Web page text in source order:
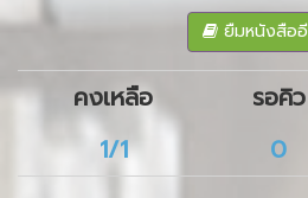
ยืมหนังสือ
คงเหลือ รอคิว
1/1
0